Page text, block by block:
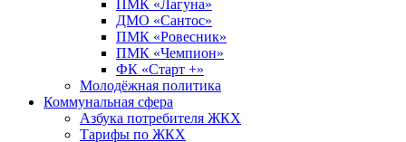
ПМК «Лагуна»
ДМО «Сантос»
ПМК «Ровесник»
ПМК «Чемпион»
ФК «Старт +»
Молодёжная политика
Коммунальная сфера
Азбука потребителя ЖКХ
Тарифы по ЖКХ